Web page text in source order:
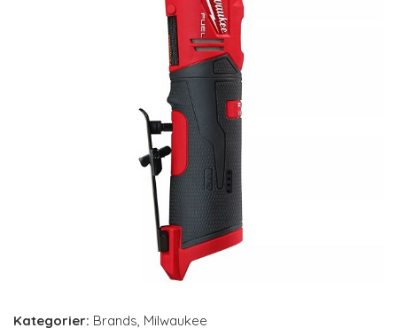
Kategorier: Brands, Milwaukee